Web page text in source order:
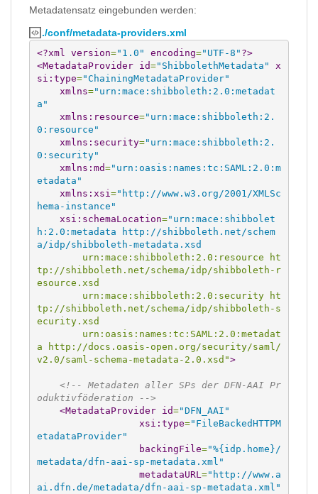
Metadatensatz eingebunden werden:
./conf/metadata-providers.xml
<?xml version="1.0" encoding="UTF-8" ?>
<MetadataProvider
id="ShibbolethMetadata"
x
si:type="ChainingMetadataProvider"
xmlns="urn:mace:shibboleth:2.0:metadat
a"
xmlns:resource="urn:mace:shibboleth:2.
0:resource"
xmlns:security="urn:mace:shibboleth:2.
0:security"
xmlns:md="urn:oasis:names:tc:SAML:2.0:m
etadata"
xmlns:xsi="http://www.w3.org/2001/XMLSc
hema-instance"
xsi:schemaLocation="urn:mace:shibbolet
h:2.0:metadata http://shibboleth.net/schem
a/idp/shibboleth-metadata.xsd
tp://shibboleth.net/schema/idp/shibboleth-r
esource.xsd
tp://shibboleth.net/schema/idp/shibboleth-s
ecurity.xsd
a http://docs.oasis-open.org/security/saml/
v2.0/saml-schema-metadata-2.0.xsd">
<!-- Metadaten aller SPs der DFN-AAI Pr
oduktivföderation -->
<MetadataProvider
id="DFN_AAI"
xsi:type="FileBackedHTTPM
etadataProvider"
backingFile="%{idp.home}/
metadata/dfn-aai-sp-metadata.xml"
metadataURL="http://www.a
ai.dfn.de/metadata/dfn-aai-sp-metadata.xml"